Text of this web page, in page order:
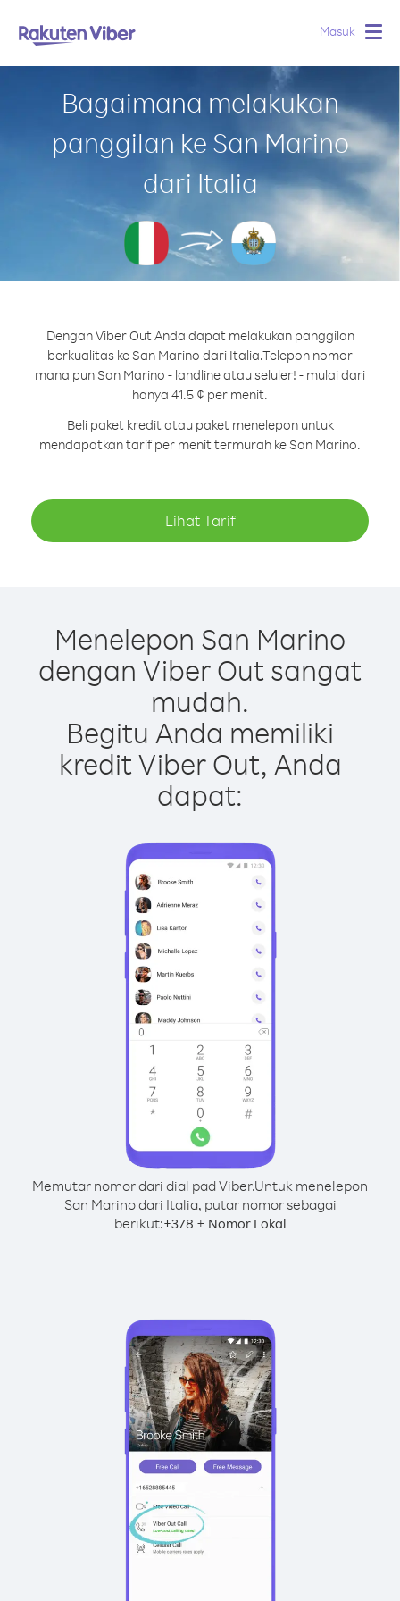
Masuk
Bagaimana melakukan
panggilan ke San Marino
dari Italia
Dengan Viber Out Anda dapat melakukan panggilan
berkualitas ke San Marino dari Italia.Telepon nomor
mana pun San Marino - landline atau seluler! - mulai dari
hanya 41.5 ¢ per menit.
Beli paket kredit atau paket menelepon untuk
mendapatkan tarif per menit termurah ke San Marino.
Lihat Tarif
Menelepon San Marino
dengan Viber Out sangat
mudah.
Begitu Anda memiliki
kredit Viber Out, Anda
dapat:
Memutar nomor dari dial pad Viber.Untuk menelepon
San Marino dari Italia, putar nomor sebagai
berikut:+378 + Nomor Lokal